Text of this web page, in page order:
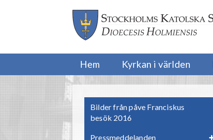
Hem Kyrkan i världen
Bilder från påve Franciskus
besök 2016
Pressmeddelanden